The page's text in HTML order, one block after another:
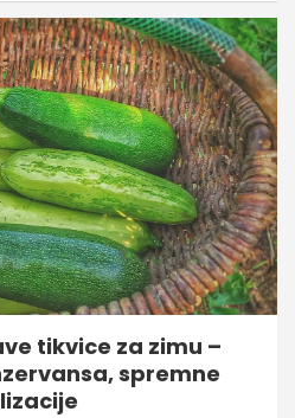
tikvice za zimu –
spremne